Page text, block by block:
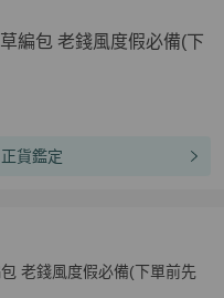
編包 老錢風度假必備(下
貨鑑定
草編包 老錢風度假必備(
老錢風度假必備(下單前先